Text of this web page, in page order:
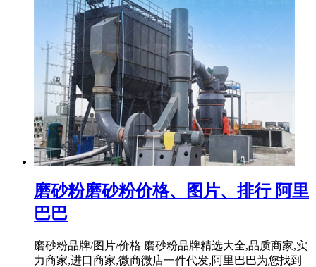
磨砂粉磨砂粉价格、图片、排行 阿里
巴巴
磨砂粉品牌/图片/价格 磨砂粉品牌精选大全,品质商家,实
力商家,进口商家,微商微店一件代发,阿里巴巴为您找到